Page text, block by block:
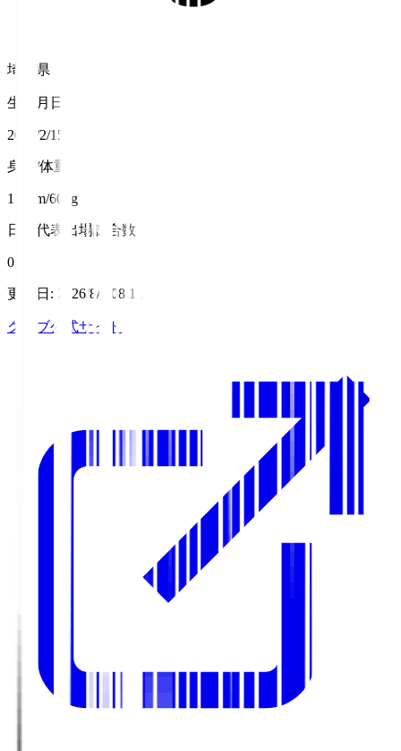
埼玉県
生年月日
2003/2/15
身長/体重
170cm/60kg
日本代表出場試合数
0
更新日 : 2026/8/7 08:11
クラブ公式サイト